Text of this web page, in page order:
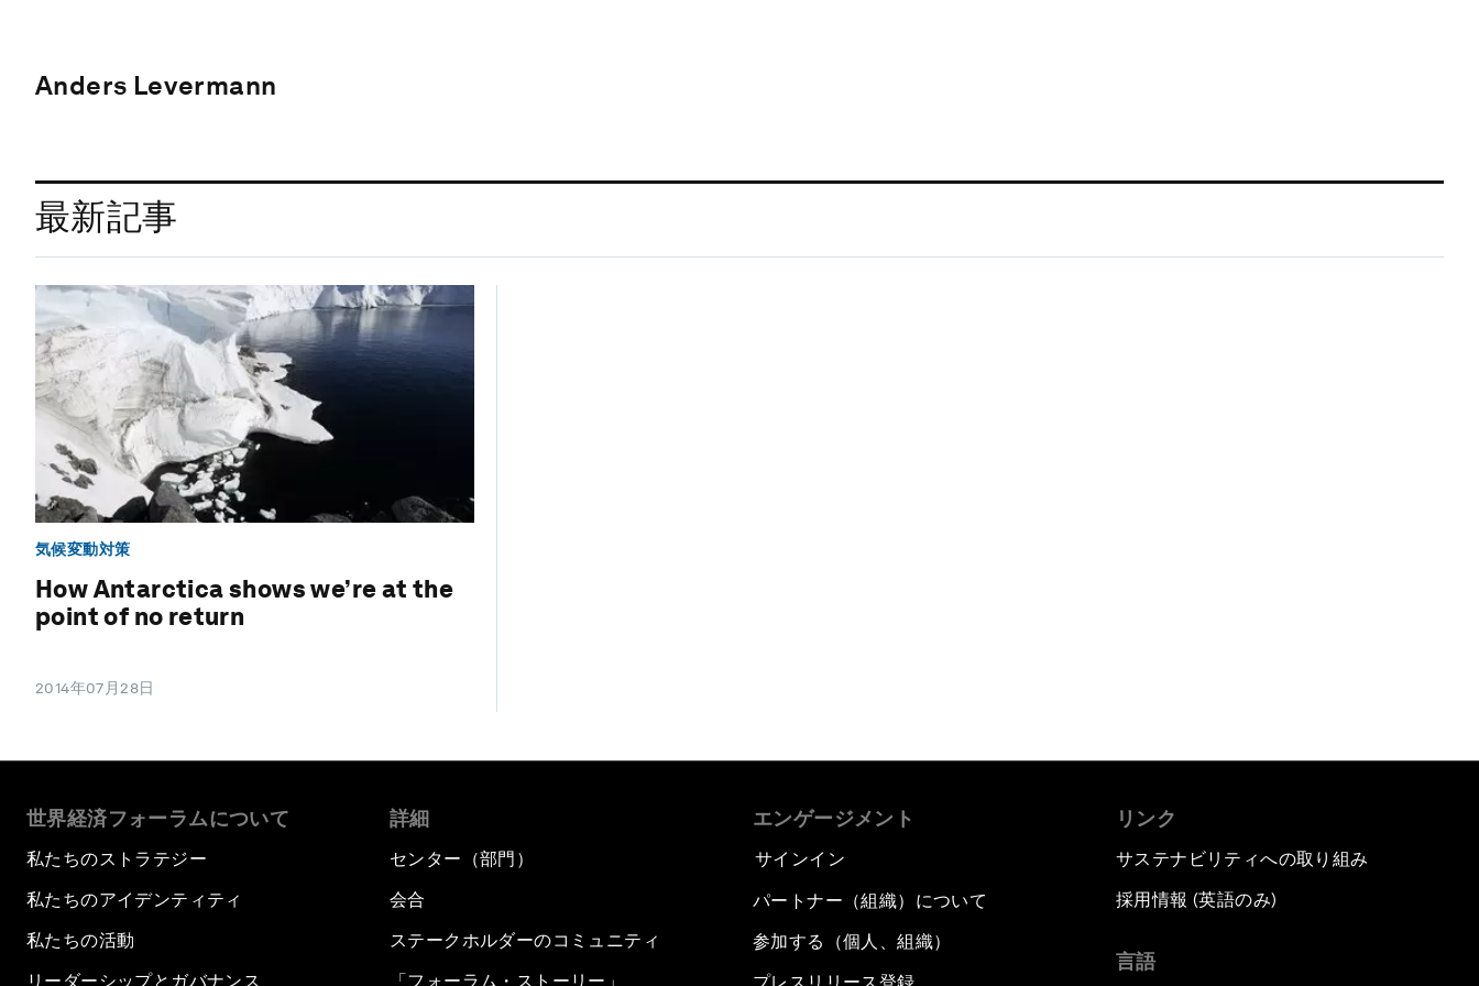
Anders Levermann
最新記事
気候変動対策
How Antarctica shows we’re at the
point of no return
2014年07月28日
世界経済フォーラムについて
私たちのストラテジー
私たちのアイデンティティ
私たちの活動
リーダーシップとガバナンス
詳細
センター（部門）
会合
ステークホルダーのコミュニティ
「フォーラム・ストーリー」
エンゲージメント
サインイン
パートナー（組織）について
参加する（個人、組織）
リンク
サステナビリティへの取り組み
採用情報 (英語のみ)
言語